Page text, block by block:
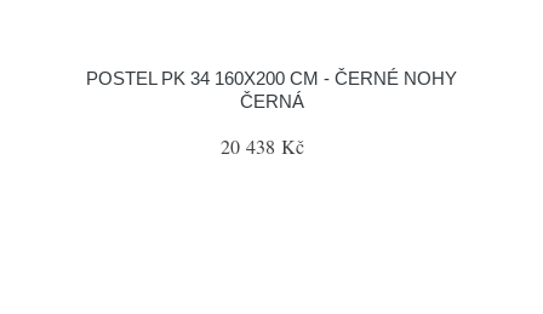
POSTEL PK 34 160X200 CM - ČERNÉ NOHY
ČERNÁ
20 438 Kč